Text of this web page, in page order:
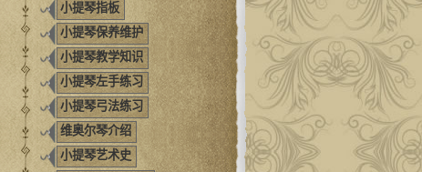
小提琴指板
小提琴保养维护
小提琴教学知识
小提琴左手练习
小提琴弓法练习
维奥尔琴介绍
小提琴艺术史